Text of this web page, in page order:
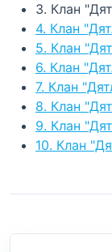
3. Клан
4. Клан
5. Клан
6. Клан
7. Клан
8. Клан
9. Клан
10. Клан